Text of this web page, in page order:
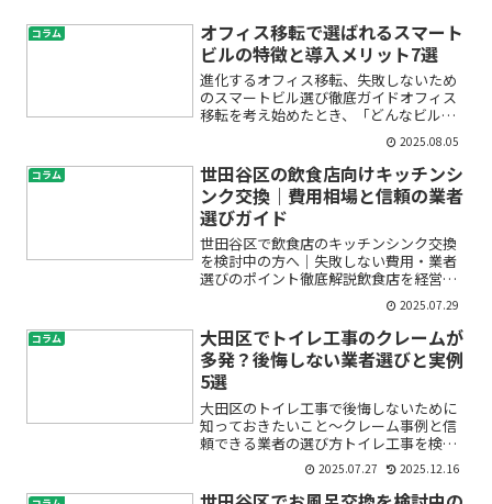
コラム
オフィス移転で選ばれるスマート
ビルの特徴と導入メリット7選
進化するオフィス移転、失敗しないため
のスマートビル選び徹底ガイドオフィス
移転を考え始めたとき、「どんなビルに
入れば働きやすいのか」「最新の設備は
本当に必要なのか」など、不安や疑問が
たくさんわいてきませんか？特に最近注
目されている“スマートビ...
2025.08.05
コラム
世田谷区の飲食店向けキッチンシ
ンク交換｜費用相場と信頼の業者
選びガイド
世田谷区で飲食店のキッチンシンク交換
を検討中の方へ｜失敗しない費用・業者
選びのポイント徹底解説飲食店を経営し
ていると、「キッチンシンクが古くなっ
てきた」「水漏れやサビが気になる」
「もっと使いやすいシンクにしたい」と
いった悩みはつきものです。...
2025.07.29
コラム
大田区でトイレ工事のクレームが
多発？後悔しない業者選びと実例
5選
大田区のトイレ工事で後悔しないために
知っておきたいこと～クレーム事例と信
頼できる業者の選び方トイレ工事を検討
しているけれど、「工事後に水漏れやト
ラブルが発生しないか不安…」「クレー
ムが多いと聞いて心配」「どんな業者を
2025.07.27 2025.12.16